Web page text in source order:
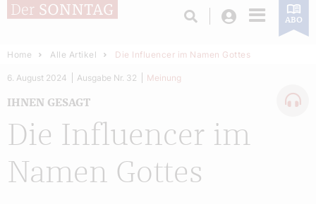
Login ABO
Home Alle Artikel Die Influencer im Namen Gottes
Die Influencer im
Namen Gottes
IHNEN GESAGT
6. August 2024 Ausgabe Nr. 32 Meinung